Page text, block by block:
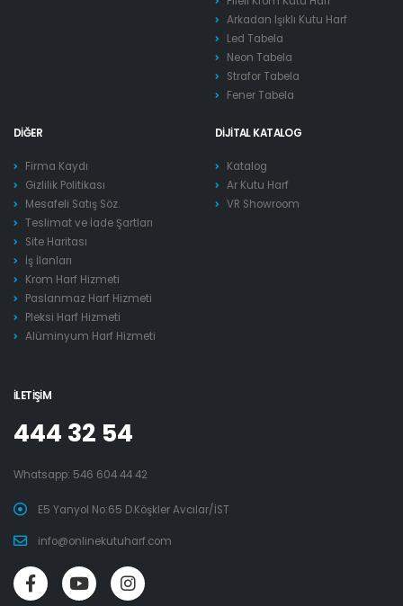
Arkadan Işıklı Kutu Harf
Led Tabela
Neon Tabela
Strafor Tabela
Fener Tabela
DIĞER
Firma Kaydı
Gizlilik Politikası
Mesafeli Satış Söz.
Teslimat ve İade Şartları
Site Haritası
İş İlanları
Krom Harf Hizmeti
Paslanmaz Harf Hizmeti
Pleksi Harf Hizmeti
Alüminyum Harf Hizmeti
DIJITAL KATALOG
Katalog
Ar Kutu Harf
VR Showroom
İLETIŞIM
444 32 54
Whatsapp: 546 604 44 42
E5 Yanyol No:65 D.Köşkler Avcılar/İST
info@onlinekutuharf.com